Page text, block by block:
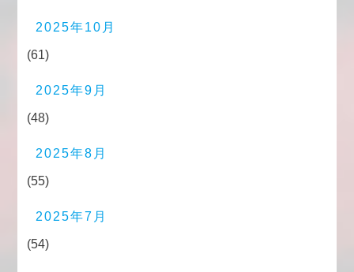
2025年10月
(61)
2025年9月
(48)
2025年8月
(55)
2025年7月
(54)